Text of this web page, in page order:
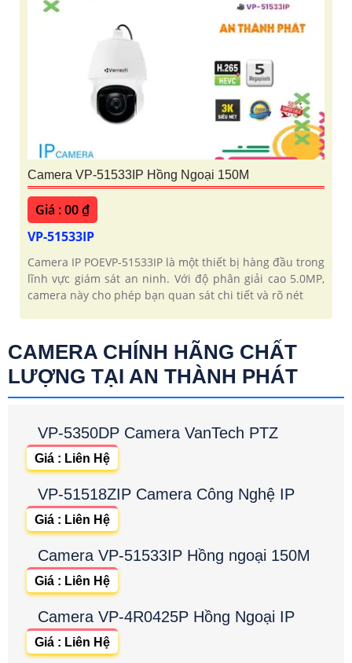
Camera VP-51533IP Hồng Ngoại 150M
Giá : 00 ₫
VP-51533IP
Camera IP POEVP-51533IP là một thiết bị hàng đầu trong
lĩnh vực giám sát an ninh. Với độ phân giải cao 5.0MP,
camera này cho phép bạn quan sát chi tiết và rõ nét
CAMERA CHÍNH HÃNG CHẤT
LƯỢNG TẠI AN THÀNH PHÁT
VP-5350DP Camera VanTech PTZ
Giá : Liên Hệ
VP-51518ZIP Camera Công Nghệ IP
Giá : Liên Hệ
Camera VP-51533IP Hồng ngoại 150M
Giá : Liên Hệ
Camera VP-4R0425P Hồng Ngoại IP
Giá : Liên Hệ